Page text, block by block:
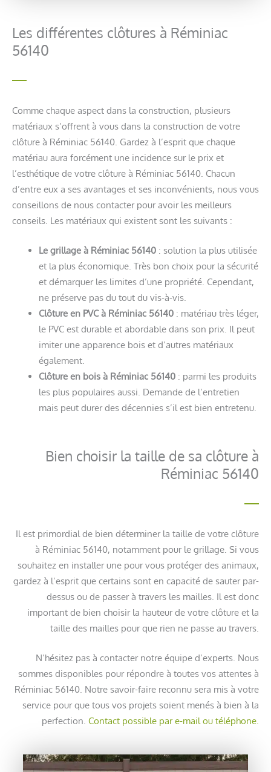
Les différentes clôtures à Réminiac
56140
Comme chaque aspect dans la construction, plusieurs
matériaux s’offrent à vous dans la construction de votre
clôture à Réminiac 56140. Gardez à l’esprit que chaque
matériau aura forcément une incidence sur le prix et
l’esthétique de votre clôture à Réminiac 56140. Chacun
d’entre eux a ses avantages et ses inconvénients, nous vous
conseillons de nous contacter pour avoir les meilleurs
conseils. Les matériaux qui existent sont les suivants :
Le grillage à Réminiac 56140 : solution la plus utilisée
et la plus économique. Très bon choix pour la sécurité
et démarquer les limites d’une propriété. Cependant,
ne préserve pas du tout du vis-à-vis.
Clôture en PVC à Réminiac 56140 : matériau très léger,
le PVC est durable et abordable dans son prix. Il peut
imiter une apparence bois et d’autres matériaux
également.
Clôture en bois à Réminiac 56140 : parmi les produits
les plus populaires aussi. Demande de l’entretien
mais peut durer des décennies s’il est bien entretenu.
Bien choisir la taille de sa clôture à
Réminiac 56140
Il est primordial de bien déterminer la taille de votre clôture
à Réminiac 56140, notamment pour le grillage. Si vous
souhaitez en installer une pour vous protéger des animaux,
gardez à l’esprit que certains sont en capacité de sauter par-
dessus ou de passer à travers les mailles. Il est donc
important de bien choisir la hauteur de votre clôture et la
taille des mailles pour que rien ne passe au travers.
N’hésitez pas à contacter notre équipe d’experts. Nous
sommes disponibles pour répondre à toutes vos attentes à
Réminiac 56140. Notre savoir-faire reconnu sera mis à votre
service pour que tous vos projets soient menés à bien à la
perfection. Contact possible par e-mail ou téléphone.